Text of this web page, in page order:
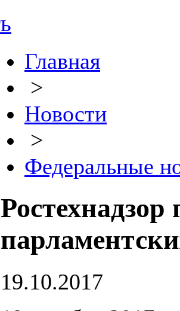
Главная
>
Новости
>
Федеральные
19.10.2017